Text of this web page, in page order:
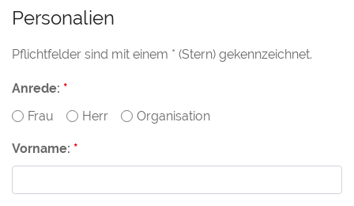
Personalien
Pflichtfelder sind mit einem * (Stern) gekennzeichnet.
Anrede:
Frau
Herr Organisation
Vorname: